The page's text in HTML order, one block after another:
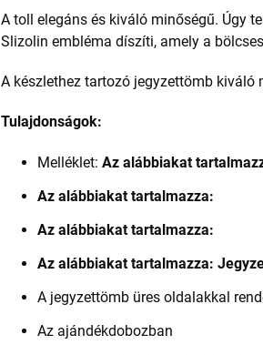
A toll elegáns és kiváló minőségű. Úgy
Slizolin embléma díszíti, amely a
A készlethez tartozó jegyzettömb kiváló
Tulajdonságok:
Melléklet: Az alábbiakat
Az alábbiakat tartalmazza:
Az alábbiakat tartalmazza:
Az alábbiakat tartalmazza:
A jegyzettömb üres oldalakkal
Az ajándékdobozban